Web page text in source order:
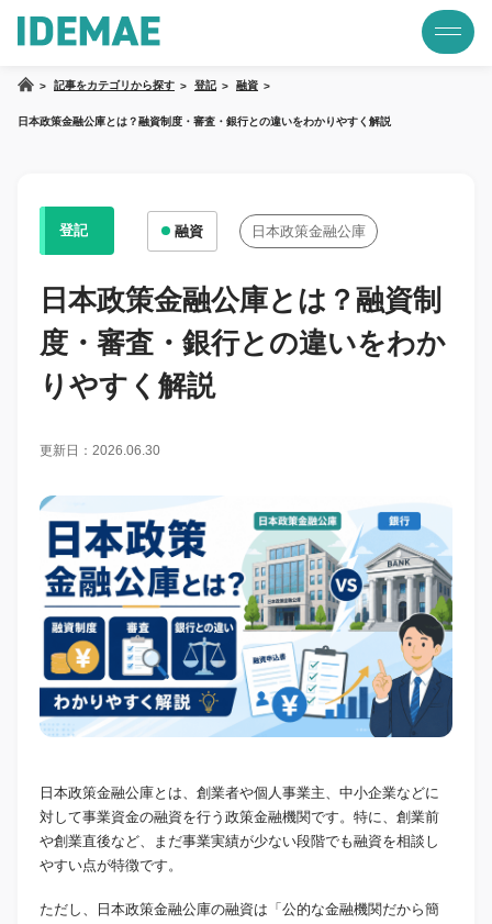
記事をカテゴリから探す 登記 融資
日本政策金融公庫とは？融資制度・審査・銀行との違いをわかりやすく解説
登記 融資 日本政策金融公庫
日本政策金融公庫とは？融資制
度・審査・銀行との違いをわか
りやすく解説
更新日：2026.06.30
日本政策金融公庫とは、創業者や個人事業主、中小企業などに
対して事業資金の融資を行う政策金融機関です。特に、創業前
や創業直後など、まだ事業実績が少ない段階でも融資を相談し
やすい点が特徴です。
ただし、日本政策金融公庫の融資は「公的な金融機関だから簡